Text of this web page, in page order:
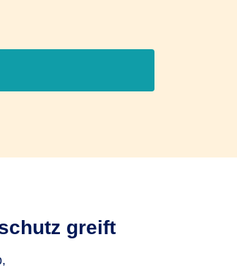
greift